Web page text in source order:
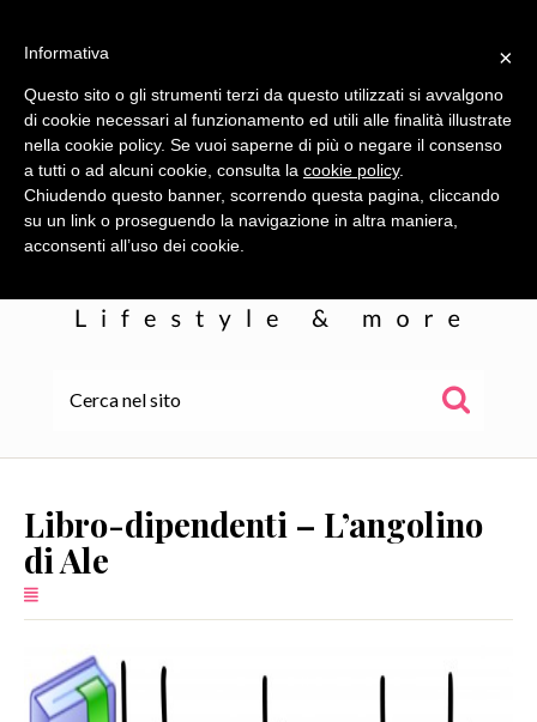
WOR(L)DS
CONTATTI
Libro-dipendenti – L’angolino
di Ale
×
Informativa
Questo sito o gli strumenti terzi da questo utilizzati si avvalgono
di cookie necessari al funzionamento ed utili alle finalità illustrate
nella cookie policy. Se vuoi saperne di più o negare il consenso
a tutti o ad alcuni cookie, consulta la cookie policy.
Chiudendo questo banner, scorrendo questa pagina, cliccando
su un link o proseguendo la navigazione in altra maniera,
acconsenti all’uso dei cookie.